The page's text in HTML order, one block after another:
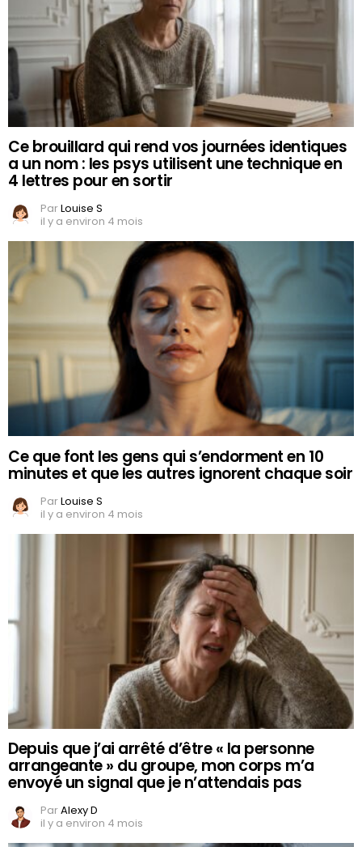
Ce brouillard qui rend vos journées identiques
a un nom : les psys utilisent une technique en
4 lettres pour en sortir
ParLouise S
il y a environ 4 mois
Ce que font les gens qui s’endorment en 10
minutes et que les autres ignorent chaque soir
ParLouise S
il y a environ 4 mois
Depuis que j’ai arrêté d’être « la personne
arrangeante » du groupe, mon corps m’a
envoyé un signal que je n’attendais pas
ParAlexy D
il y a environ 4 mois